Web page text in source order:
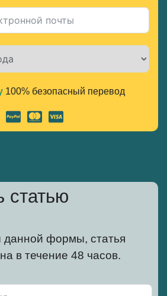
100% безопасный перевод
статью
данной формы, статья
в течение 48 часов.